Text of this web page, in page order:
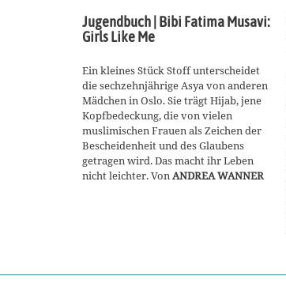
Jugendbuch | Bibi Fatima Musavi:
Girls Like Me
Ein kleines Stück Stoff unterscheidet
die sechzehnjährige Asya von anderen
Mädchen in Oslo. Sie trägt Hijab, jene
Kopfbedeckung, die von vielen
muslimischen Frauen als Zeichen der
Bescheidenheit und des Glaubens
getragen wird. Das macht ihr Leben
nicht leichter. VonANDREA WANNER